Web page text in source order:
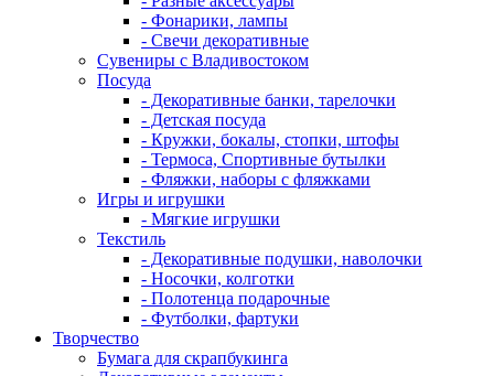
- Фонарики, лампы
- Свечи декоративные
Сувениры с Владивостоком
Посуда
- Декоративные банки, тарелочки
- Детская посуда
- Кружки, бокалы, стопки, штофы
- Термоса, Спортивные бутылки
- Фляжки, наборы с фляжками
Игры и игрушки
- Мягкие игрушки
Текстиль
- Декоративные подушки, наволочки
- Носочки, колготки
- Полотенца подарочные
- Футболки, фартуки
Творчество
Бумага для скрапбукинга